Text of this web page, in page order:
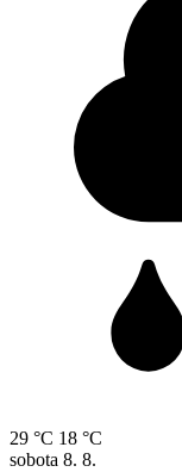
29 °C 18 °C
sobota 8. 8.